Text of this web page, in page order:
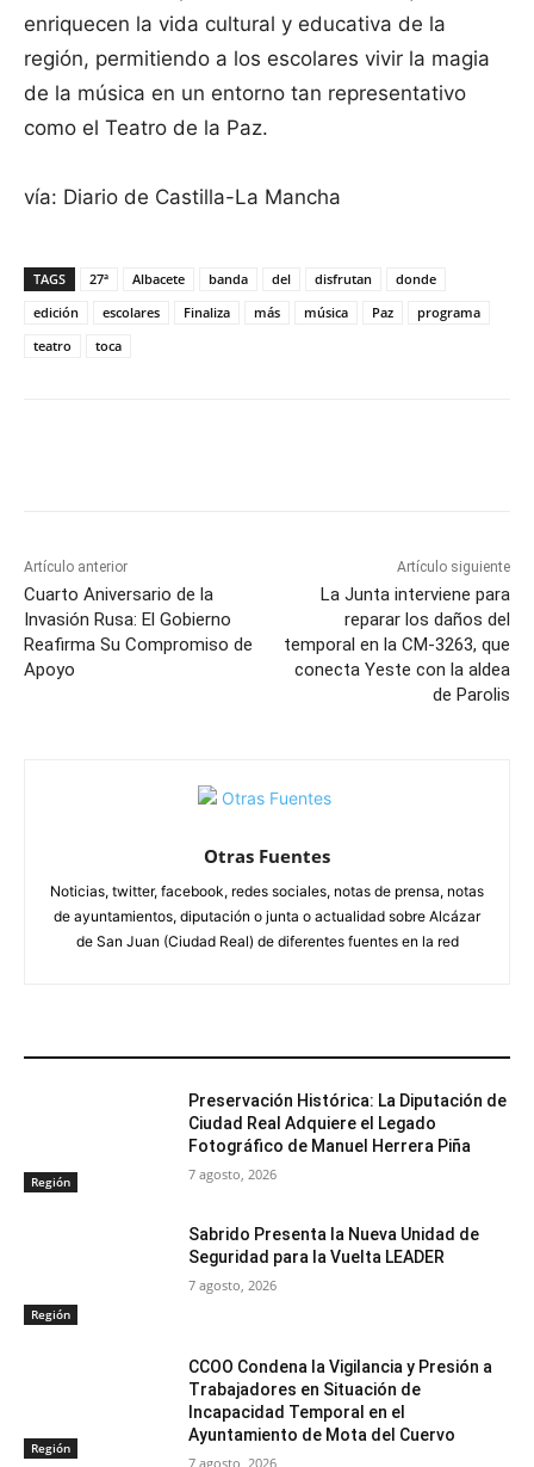
enriquecen la vida cultural y educativa de la
región, permitiendo a los escolares vivir la magia
de la música en un entorno tan representativo
como el Teatro de la Paz.
vía: Diario de Castilla-La Mancha
TAGS 27ª Albacete banda del disfrutan
donde
edición
escolares Finaliza más música Paz
programa
teatro
toca
Artículo anterior
Cuarto Aniversario de la
Invasión Rusa: El Gobierno
Reafirma Su Compromiso de
Apoyo
Artículo siguiente
La Junta interviene para
reparar los daños del
temporal en la CM-3263, que
conecta Yeste con la aldea
de Parolis
Otras Fuentes
Noticias, twitter, facebook, redes sociales, notas de prensa, notas
de ayuntamientos, diputación o junta o actualidad sobre Alcázar
de San Juan (Ciudad Real) de diferentes fuentes en la red
Región
Preservación Histórica: La Diputación de
Ciudad Real Adquiere el Legado
Fotográfico de Manuel Herrera Piña
7 agosto, 2026
Región
Sabrido Presenta la Nueva Unidad de
Seguridad para la Vuelta LEADER
7 agosto, 2026
Región
CCOO Condena la Vigilancia y Presión a
Trabajadores en Situación de
Incapacidad Temporal en el
Ayuntamiento de Mota del Cuervo
7 agosto, 2026